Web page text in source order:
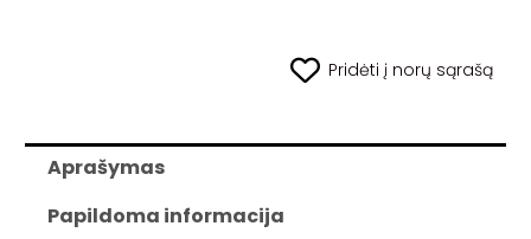
Pridėti į norų sąrašą
Aprašymas
Papildoma informacija